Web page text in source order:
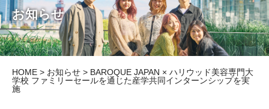
お知らせ
HOME > お知らせ > BAROQUE JAPAN × ハリウッド美容専門大
学校 ファミリーセールを通じた産学共同インターンシップを実
施